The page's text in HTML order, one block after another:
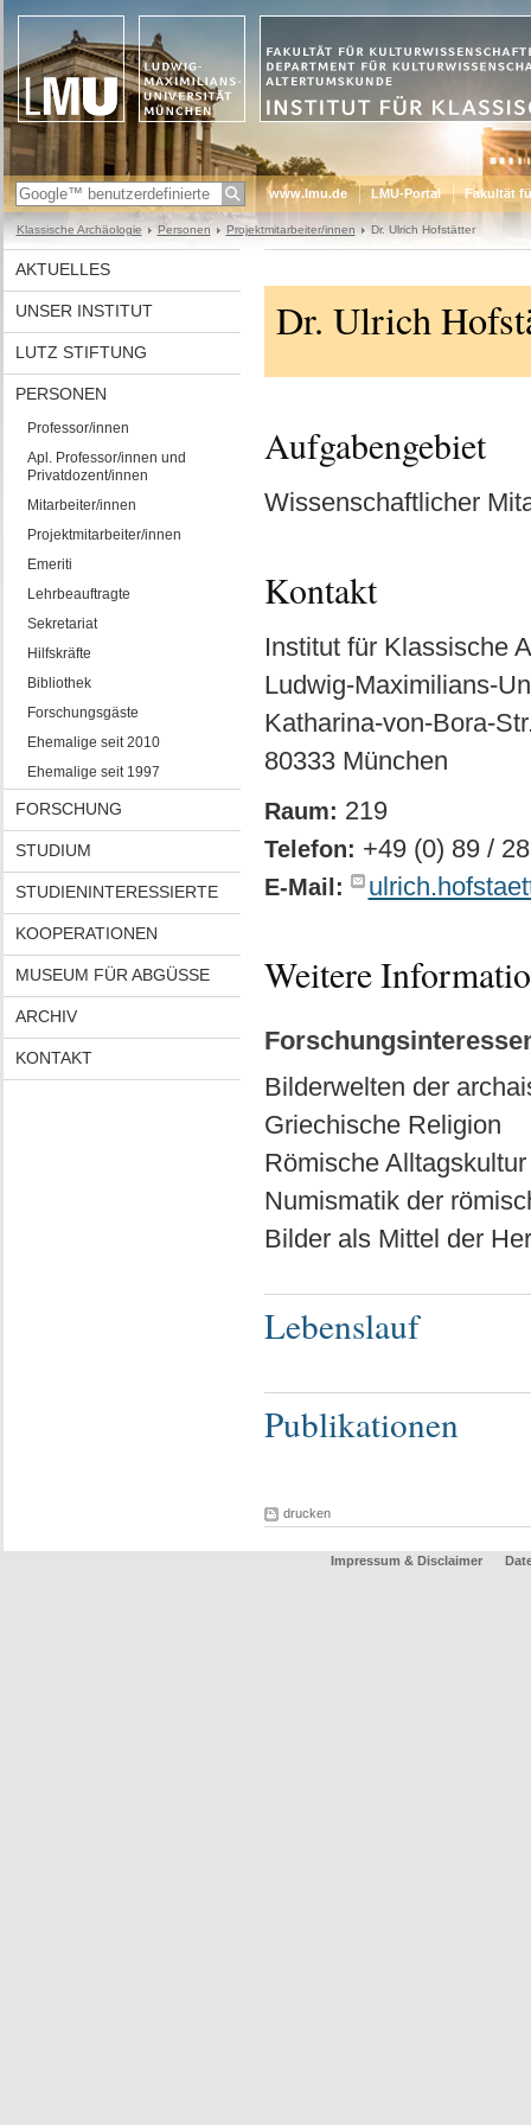
www.lmu.de LMU-Portal Fakultät
Klassische Archäologie Personen Projektmitarbeiter/innen Dr. Ulrich Hofstätter
AKTUELLES
UNSER INSTITUT
LUTZ STIFTUNG
PERSONEN
Professor/innen
Apl. Professor/innen und
Privatdozent/innen
Mitarbeiter/innen
Projektmitarbeiter/innen
Emeriti
Lehrbeauftragte
Sekretariat
Hilfskräfte
Bibliothek
Forschungsgäste
Ehemalige seit 2010
Ehemalige seit 1997
FORSCHUNG
STUDIUM
STUDIENINTERESSIERTE
KOOPERATIONEN
MUSEUM FÜR ABGÜSSE
ARCHIV
KONTAKT
Dr. Ulrich
Aufgabengebiet
Wissenschaftlicher
Kontakt
Institut für Klassische
Ludwig-Maximilians-
Katharina-von-Bora-
80333 München
Raum: 219
Telefon: +49 (0) 89 /
E-Mail:
Weitere
Bilderwelten der
Griechische Religion
Römische Alltagskultur
Numismatik der
Bilder als Mittel der
Lebenslauf
Publikationen
drucken
Impressum & Disclaimer